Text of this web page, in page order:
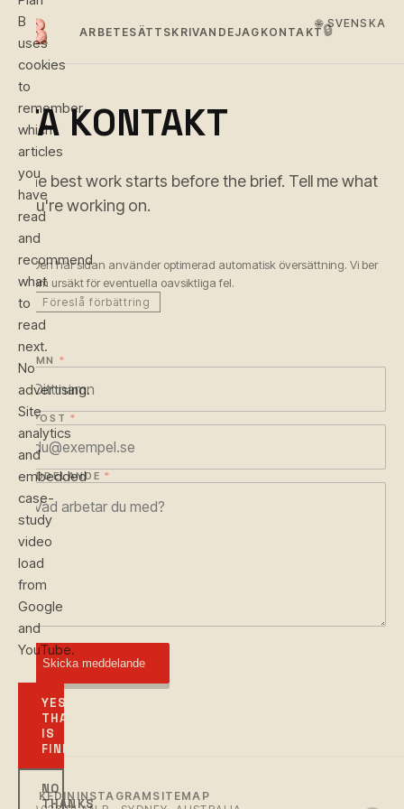
ARBETESÄTT SKRIVANDEJAG KONTAKT🔒
TA KONTAKT
The best work starts before the brief. Tell me what
you're working on.
Den här sidan använder optimerad automatisk översättning. Vi ber
om ursäkt för eventuella oavsiktliga fel.
Föreslå förbättring
NAMN *
E-POST *
MEDDELANDE *
Skicka meddelande
🌐 SVENSKA
LINKEDIN INSTAGRAM SITEMAP
B
uses
cookies
to
remember
which
articles
you
have
read
and
recommend
what
to
read
next.
No
advertising.
Site
analytics
and
embedded
case-
study
video
load
from
Google
and
YouTube.
YES,
THAT
IS
FINE
NO
THANKS